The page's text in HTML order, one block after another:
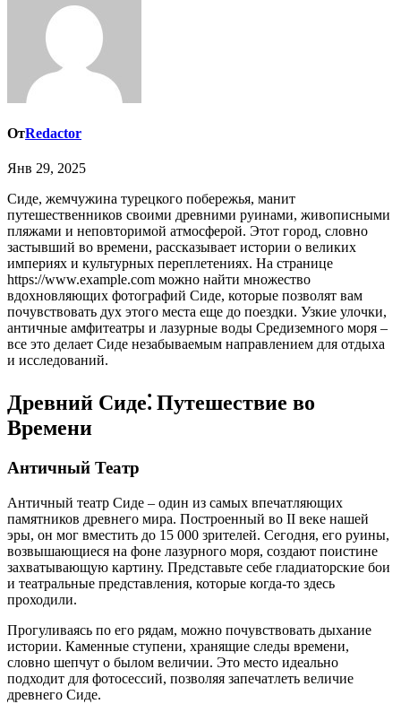
ОтRedactor
Янв 29, 2025
Сиде, жемчужина турецкого побережья, манит
путешественников своими древними руинами, живописными
пляжами и неповторимой атмосферой. Этот город, словно
застывший во времени, рассказывает истории о великих
империях и культурных переплетениях. На странице
https://www.example.com можно найти множество
вдохновляющих фотографий Сиде, которые позволят вам
почувствовать дух этого места еще до поездки. Узкие улочки,
античные амфитеатры и лазурные воды Средиземного моря –
все это делает Сиде незабываемым направлением для отдыха
и исследований.
Древний Сиде⁚ Путешествие во
Времени
Античный Театр
Античный театр Сиде – один из самых впечатляющих
памятников древнего мира. Построенный во II веке нашей
эры, он мог вместить до 15 000 зрителей. Сегодня, его руины,
возвышающиеся на фоне лазурного моря, создают поистине
захватывающую картину. Представьте себе гладиаторские бои
и театральные представления, которые когда-то здесь
проходили.
Прогуливаясь по его рядам, можно почувствовать дыхание
истории. Каменные ступени, хранящие следы времени,
словно шепчут о былом величии. Это место идеально
подходит для фотосессий, позволяя запечатлеть величие
древнего Сиде.